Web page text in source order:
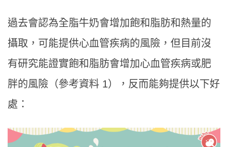
過去會認為全脂牛奶會增加飽和脂肪和熱量的
攝取，可能提供心血管疾病的風險，但目前沒
有研究能證實飽和脂肪會增加心血管疾病或肥
胖的風險（參考資料 1），反而能夠提供以下好
處：